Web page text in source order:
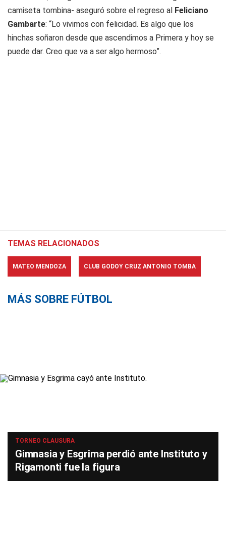
camiseta tombina- aseguró sobre el regreso al Feliciano
Gambarte: “Lo vivimos con felicidad. Es algo que los
hinchas soñaron desde que ascendimos a Primera y hoy se
puede dar. Creo que va a ser algo hermoso”.
TEMAS RELACIONADOS
MATEO MENDOZA CLUB GODOY CRUZ ANTONIO TOMBA
MÁS SOBRE FÚTBOL
TORNEO CLAUSURA
Gimnasia y Esgrima perdió ante Instituto y
Rigamonti fue la figura